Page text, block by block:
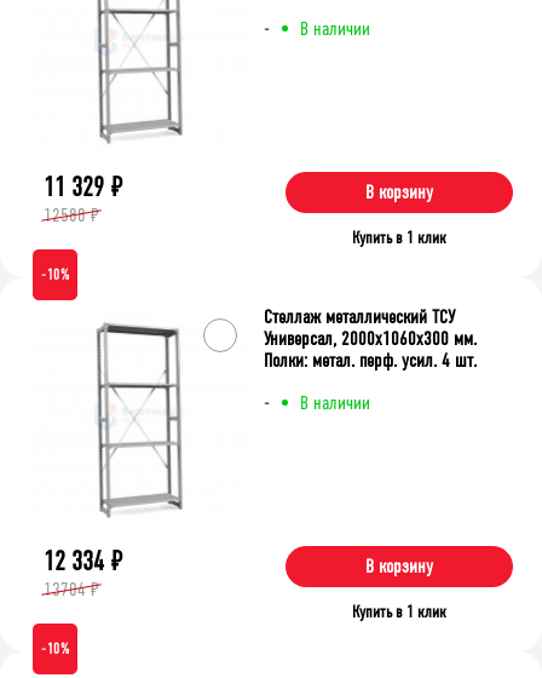
- В наличии
11 329 ₽
12588 ₽
В корзину
Купить в 1 клик
-10%
- В наличии
Стеллаж металлический ТСУ
Универсал, 2000x1060x300 мм.
Полки: метал. перф. усил. 4 шт.
12 334 ₽
13704 ₽
В корзину
Купить в 1 клик
-10%